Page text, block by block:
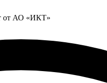
от АО «ИКТ»